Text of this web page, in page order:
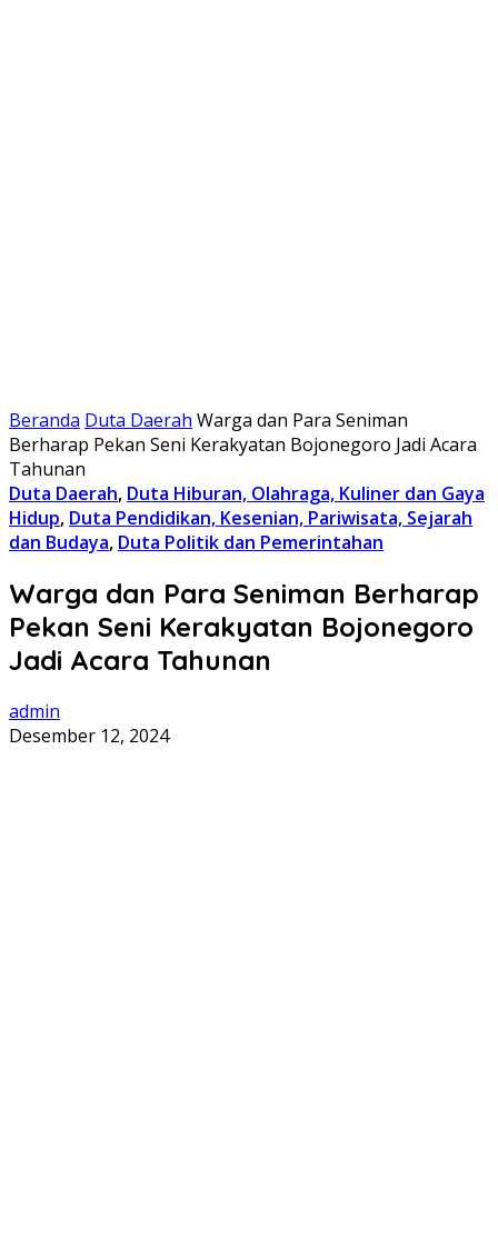
Beranda Duta Daerah Warga dan Para Seniman
Berharap Pekan Seni Kerakyatan Bojonegoro Jadi Acara
Tahunan
Duta Daerah, Duta Hiburan, Olahraga, Kuliner dan Gaya
Hidup, Duta Pendidikan, Kesenian, Pariwisata, Sejarah
dan Budaya, Duta Politik dan Pemerintahan
Warga dan Para Seniman Berharap
Pekan Seni Kerakyatan Bojonegoro
Jadi Acara Tahunan
admin
Desember 12, 2024